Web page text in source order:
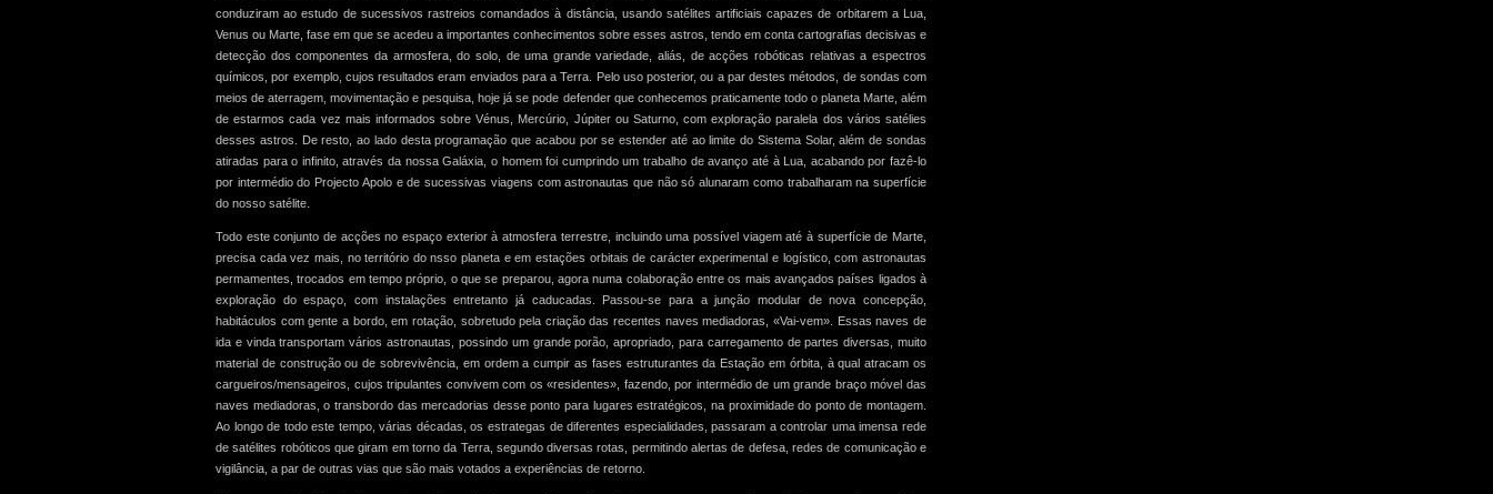
conduziram ao estudo de sucessivos rastreios comandados à distância, usando satélites artificiais capazes de orbitarem a Lua,
Venus ou Marte, fase em que se acedeu a importantes conhecimentos sobre esses astros, tendo em conta cartografias decisivas e
detecção dos componentes da armosfera, do solo, de uma grande variedade, aliás, de acções robóticas relativas a espectros
químicos, por exemplo, cujos resultados eram enviados para a Terra. Pelo uso posterior, ou a par destes métodos, de sondas com
meios de aterragem, movimentação e pesquisa, hoje já se pode defender que conhecemos praticamente todo o planeta Marte, além
de estarmos cada vez mais informados sobre Vénus, Mercúrio, Júpiter ou Saturno, com exploração paralela dos vários satélies
desses astros. De resto, ao lado desta programação que acabou por se estender até ao limite do Sistema Solar, além de sondas
atiradas para o infinito, através da nossa Galáxia, o homem foi cumprindo um trabalho de avanço até à Lua, acabando por fazê-lo
por intermédio do Projecto Apolo e de sucessivas viagens com astronautas que não só alunaram como trabalharam na superfície
do nosso satélite.
Todo este conjunto de acções no espaço exterior à atmosfera terrestre, incluindo uma possível viagem até à superfície de Marte,
precisa cada vez mais, no território do nsso planeta e em estações orbitais de carácter experimental e logístico, com astronautas
permamentes, trocados em tempo próprio, o que se preparou, agora numa colaboração entre os mais avançados países ligados à
exploração do espaço, com instalações entretanto já caducadas. Passou-se para a junção modular de nova concepção,
habitáculos com gente a bordo, em rotação, sobretudo pela criação das recentes naves mediadoras, «Vai-vem». Essas naves de
ida e vinda transportam vários astronautas, possindo um grande porão, apropriado, para carregamento de partes diversas, muito
material de construção ou de sobrevivência, em ordem a cumpir as fases estruturantes da Estação em órbita, à qual atracam os
cargueiros/mensageiros, cujos tripulantes convivem com os «residentes», fazendo, por intermédio de um grande braço móvel das
naves mediadoras, o transbordo das mercadorias desse ponto para lugares estratégicos, na proximidade do ponto de montagem.
Ao longo de todo este tempo, várias décadas, os estrategas de diferentes especialidades, passaram a controlar uma imensa rede
de satélites robóticos que giram em torno da Terra, segundo diversas rotas, permitindo alertas de defesa, redes de comunicação e
vigilância, a par de outras vias que são mais votados a experiências de retorno.